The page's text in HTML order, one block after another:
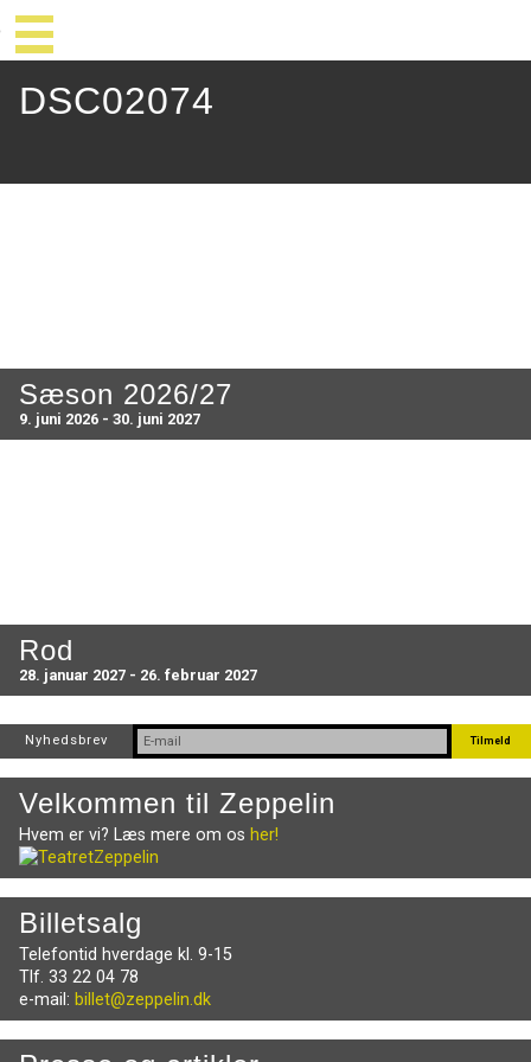
DSC02074
Sæson 2026/27
9. juni 2026 - 30. juni 2027
Rod
28. januar 2027 - 26. februar 2027
Nyhedsbrev
Velkommen til Zeppelin
Hvem er vi? Læs mere om os her!
Billetsalg
Telefontid hverdage kl. 9-15
Tlf. 33 22 04 78
e-mail: billet@zeppelin.dk